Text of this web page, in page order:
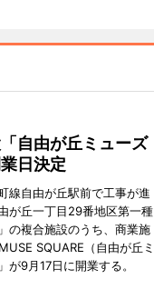
自由が丘ミューズ
日決定
線自由が丘駅前で工事が進
が丘一丁目29番地区第一種
の複合施設のうち、商業施
SQUARE（自由が丘ミ
が9月17日に開業する。